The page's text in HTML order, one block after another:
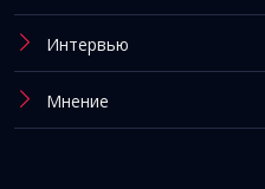
Интервью
Мнение